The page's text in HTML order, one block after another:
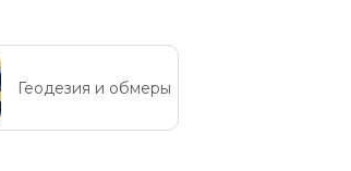
Геодезия и обмеры